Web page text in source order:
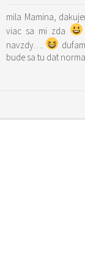
mila Mamina,
viac sa mi zda
navzdy….
bude sa tu dat